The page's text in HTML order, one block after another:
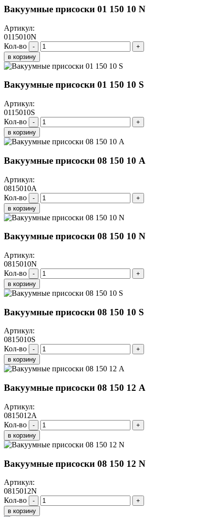
Вакуумные присоски 01 150 10 N
Артикул:
0115010N
Кол-во
-
+
в корзину
Вакуумные присоски 01 150 10 S
Артикул:
0115010S
Кол-во
-
+
в корзину
Вакуумные присоски 08 150 10 A
Артикул:
0815010A
Кол-во
-
+
в корзину
Вакуумные присоски 08 150 10 N
Артикул:
0815010N
Кол-во
-
+
в корзину
Вакуумные присоски 08 150 10 S
Артикул:
0815010S
Кол-во
-
+
в корзину
Вакуумные присоски 08 150 12 A
Артикул:
0815012A
Кол-во
-
+
в корзину
Вакуумные присоски 08 150 12 N
Артикул:
0815012N
Кол-во
-
+
в корзину